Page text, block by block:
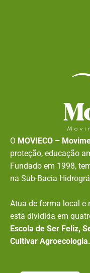
O MOVIECO –
proteção, educação
Fundado em 1998,
na Sub-Bacia
Atua de forma local e
está dividida em
Escola de Ser Feliz,
Cultivar Agroecologia.